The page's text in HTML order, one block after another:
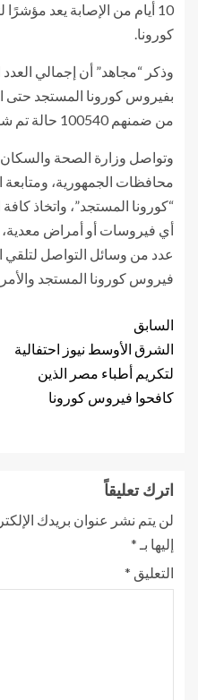
10 أيام من الإصابة يعد
كورونا.
وذكر “مجاهد” أن إجمالي
من ضمنهم 100540 حالة تم شفاؤها، و 6394 حالة وفاة.
وتواصل وزارة الصحة والسكان
محافظات الجمهورية،
“كورونا المستجد”، واتخاذ
أي فيروسات أو أمراض
عدد من وسائل التواصل
فيروس كورونا المستجد
السابق
الشرق الأوسط نيوز احتفالية
لتكريم أطباء مصر الذين
كافحوا فيروس كورونا
اترك تعليقاً
لن يتم نشر عنوان بريدك
إليها بـ *
التعليق *